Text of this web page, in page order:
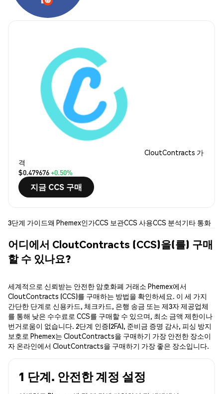
CloutContracts 가
격
$0.479676+0.50%
지금 CCS 구매
3단계 가이드왜 Phemex인가CCS 보관CCS 사용CCS 분석기타 통화
어디에서 CloutContracts (CCS)을(를) 구매
할 수 있나요?
세계적으로 신뢰받는 안전한 암호화폐 거래소 Phemex에서
CloutContracts (CCS)를 구매하는 방법을 확인하세요. 이 세 가지
간단한 단계로 신용카드, 체크카드, 은행 송금 또는 제3자 제공업체
를 통해 낮은 수수료로 CCS를 구매할 수 있으며, 최소 금액 제한이나
번거로움이 없습니다. 2단계 인증(2FA), 준비금 증명 감사, 피싱 방지
보호로 Phemex는 CloutContracts을 구매하기 가장 안전한 장소이
자 온라인에서 CloutContracts을 구매하기 가장 좋은 장소입니다.
1 단계. 안전한 계정 설정